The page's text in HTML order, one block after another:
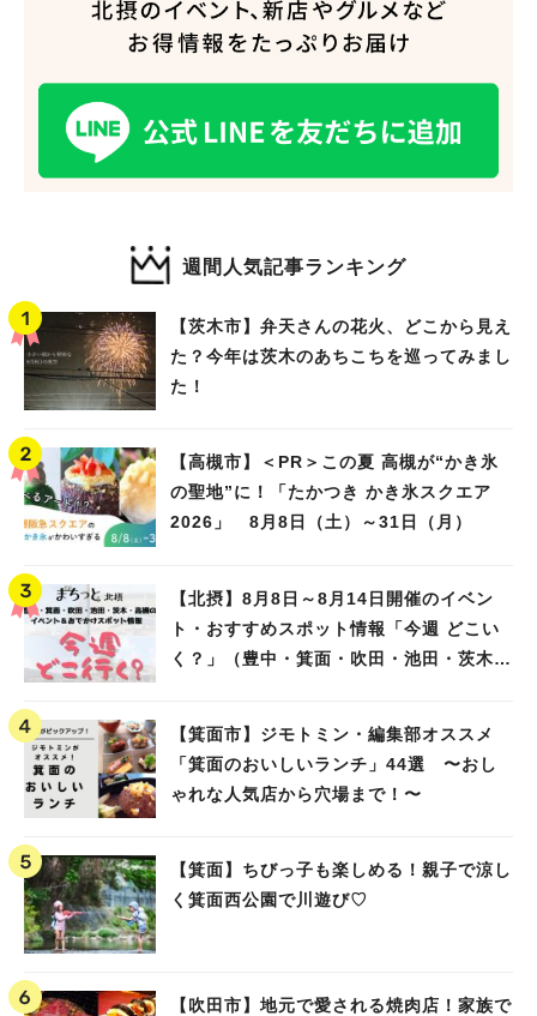
週間人気記事ランキング
【茨木市】弁天さんの花火、どこから見え
た？今年は茨木のあちこちを巡ってみまし
た！
【高槻市】＜PR＞この夏 高槻が“かき氷
の聖地”に！「たかつき かき氷スクエア
2026」 8月8日（土）～31日（月）
【北摂】8月8日～8月14日開催のイベン
ト・おすすめスポット情報「今週 どこい
く？」（豊中・箕面・吹田・池田・茨木・
【箕面市】ジモトミン・編集部オススメ
「箕面のおいしいランチ」44選 〜おし
ゃれな人気店から穴場まで！〜
【箕面】ちびっ子も楽しめる！親子で涼し
く箕面西公園で川遊び♡
【吹田市】地元で愛される焼肉店！家族で